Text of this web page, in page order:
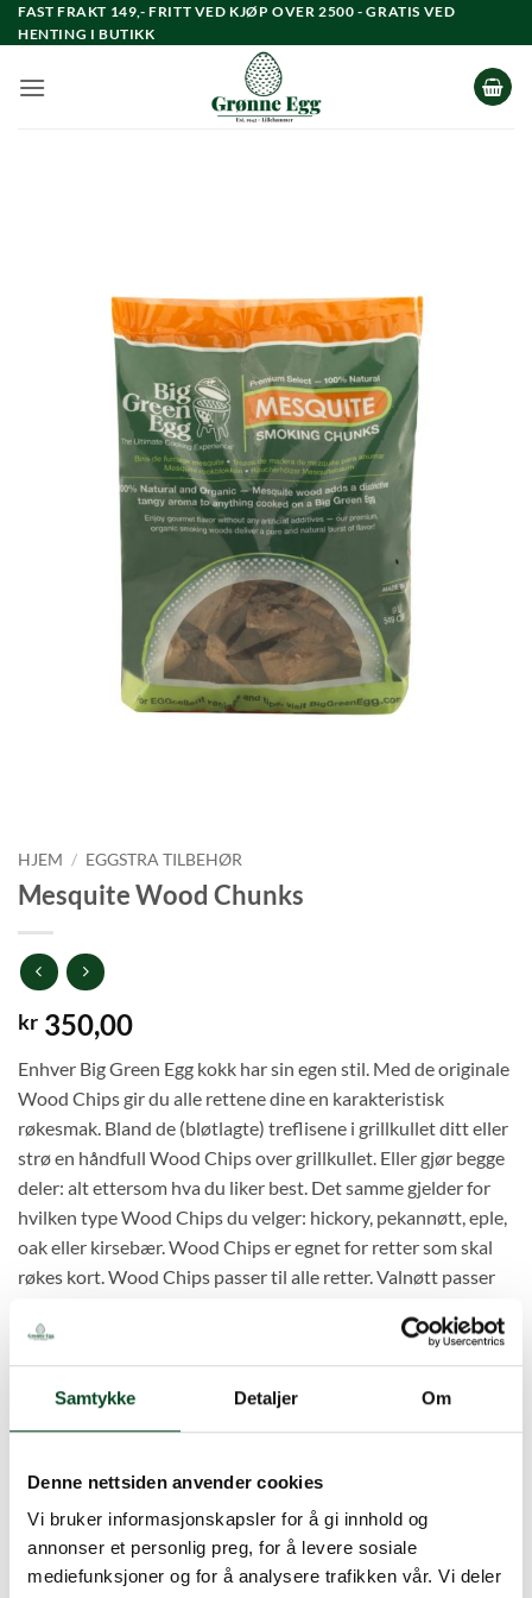
Samtykke Detaljer Om
Denne nettsiden anvender cookies
Vi bruker informasjonskapsler for å gi innhold og
annonser et personlig preg, for å levere sosiale
mediefunksjoner og for å analysere trafikken vår. Vi deler
Skip
to
FAST FRAKT 149,- FRITT VED KJØP OVER 2500 - GRATIS VED
HENTING I BUTIKK
HJEM / EGGSTRA TILBEHØR
Mesquite Wood Chunks
kr 350,00
Enhver Big Green Egg kokk har sin egen stil. Med de originale
Wood Chips gir du alle rettene dine en karakteristisk
røkesmak. Bland de (bløtlagte) treflisene i grillkullet ditt eller
strø en håndfull Wood Chips over grillkullet. Eller gjør begge
deler: alt ettersom hva du liker best. Det samme gjelder for
hvilken type Wood Chips du velger: hickory, pekannøtt, eple,
oak eller kirsebær. Wood Chips er egnet for retter som skal
røkes kort. Wood Chips passer til alle retter. Valnøtt passer
smak til fisk og fjærkre. Eple sørger for en naturlig, søt smak
hos fisk, skalldyr og fjærkre. Og kirsebær er en
allemannsvenn med en mild fruktsmak. En pose Wood Chips
LEGG I HANDLEKURV